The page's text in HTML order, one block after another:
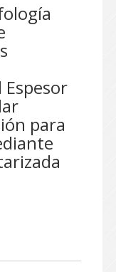
para